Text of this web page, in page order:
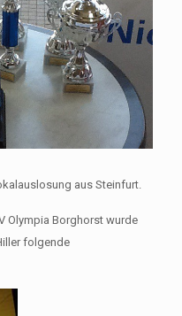
aus Steinfurt.
Olympia Borghorst wurde
folgende